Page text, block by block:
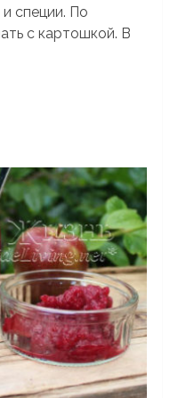
специи. По
с картошкой. В